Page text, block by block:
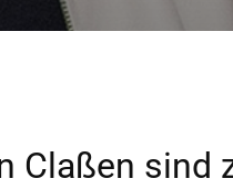
Claßen sind